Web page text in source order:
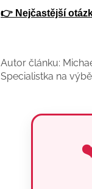
👉 Nejčastější
Autor článku:
Specialistka na